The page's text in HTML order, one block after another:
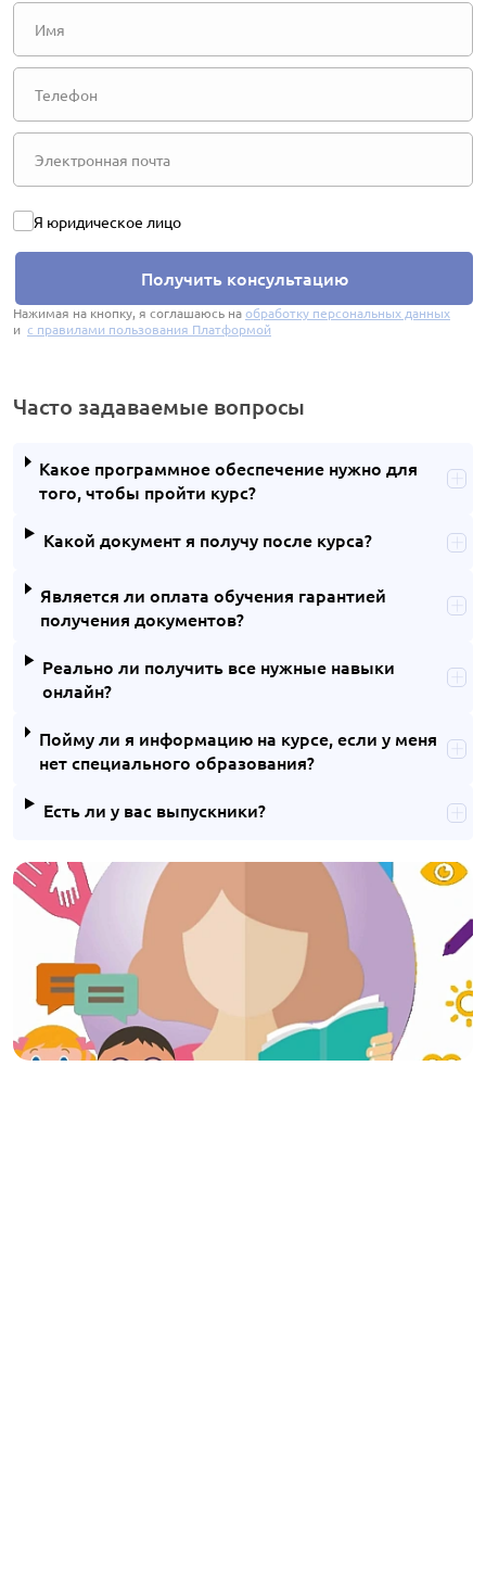
Я юридическое лицо
Получить консультацию
Нажимая на кнопку, я соглашаюсь наобработку персональных данных
и с правилами пользования Платформой
Часто задаваемые вопросы
Какое программное обеспечение нужно для
того, чтобы пройти курс?
Какой документ я получу после курса?
Является ли оплата обучения гарантией
получения документов?
Реально ли получить все нужные навыки
онлайн?
Пойму ли я информацию на курсе, если у меня
нет специального образования?
Есть ли у вас выпускники?